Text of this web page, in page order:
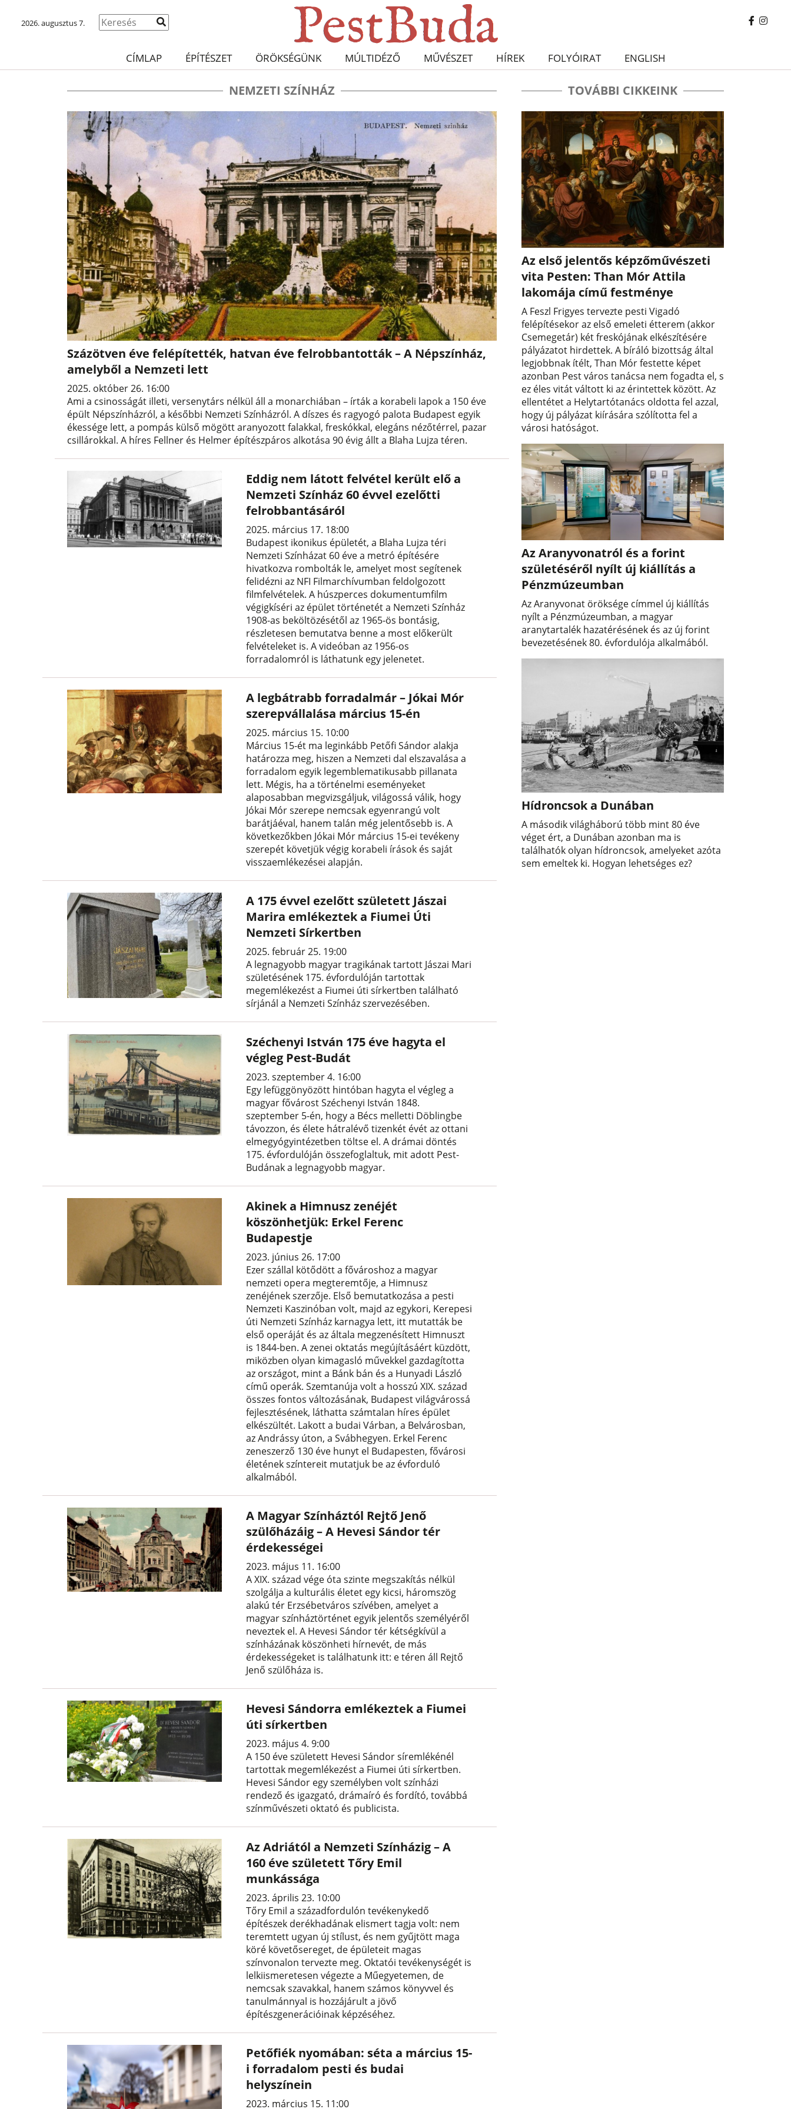
2026. augusztus 7.
CÍMLAP ÉPÍTÉSZET ÖRÖKSÉGÜNK MÚLTIDÉZŐ MŰVÉSZET HÍREK FOLYÓIRAT ENGLISH
NEMZETI SZÍNHÁZ
Százötven éve felépítették, hatvan éve felrobbantották – A Népszínház,
amelyből a Nemzeti lett
2025. október 26. 16:00
Ami a csinosságát illeti, versenytárs nélkül áll a monarchiában – írták a korabeli lapok a 150 éve
épült Népszínházról, a későbbi Nemzeti Színházról. A díszes és ragyogó palota Budapest egyik
ékessége lett, a pompás külső mögött aranyozott falakkal, freskókkal, elegáns nézőtérrel, pazar
csillárokkal. A híres Fellner és Helmer építészpáros alkotása 90 évig állt a Blaha Lujza téren.
Eddig nem látott felvétel került elő a
Nemzeti Színház 60 évvel ezelőtti
felrobbantásáról
2025. március 17. 18:00
Budapest ikonikus épületét, a Blaha Lujza téri
Nemzeti Színházat 60 éve a metró építésére
hivatkozva rombolták le, amelyet most segítenek
felidézni az NFI Filmarchívumban feldolgozott
filmfelvételek. A húszperces dokumentumfilm
végigkíséri az épület történetét a Nemzeti Színház
1908-as beköltözésétől az 1965-ös bontásig,
részletesen bemutatva benne a most előkerült
felvételeket is. A videóban az 1956-os
forradalomról is láthatunk egy jelenetet.
A legbátrabb forradalmár – Jókai Mór
szerepvállalása március 15-én
2025. március 15. 10:00
Március 15-ét ma leginkább Petőfi Sándor alakja
határozza meg, hiszen a Nemzeti dal elszavalása a
forradalom egyik legemblematikusabb pillanata
lett. Mégis, ha a történelmi eseményeket
alaposabban megvizsgáljuk, világossá válik, hogy
Jókai Mór szerepe nemcsak egyenrangú volt
barátjáéval, hanem talán még jelentősebb is. A
következőkben Jókai Mór március 15-ei tevékeny
szerepét követjük végig korabeli írások és saját
visszaemlékezései alapján.
A 175 évvel ezelőtt született Jászai
Marira emlékeztek a Fiumei Úti
Nemzeti Sírkertben
2025. február 25. 19:00
A legnagyobb magyar tragikának tartott Jászai Mari
születésének 175. évfordulóján tartottak
megemlékezést a Fiumei úti sírkertben található
sírjánál a Nemzeti Színház szervezésében.
Széchenyi István 175 éve hagyta el
végleg Pest-Budát
2023. szeptember 4. 16:00
Egy lefüggönyözött hintóban hagyta el végleg a
magyar fővárost Széchenyi István 1848.
szeptember 5-én, hogy a Bécs melletti Döblingbe
távozzon, és élete hátralévő tizenkét évét az ottani
elmegyógyintézetben töltse el. A drámai döntés
175. évfordulóján összefoglaltuk, mit adott Pest-
Budának a legnagyobb magyar.
Akinek a Himnusz zenéjét
köszönhetjük: Erkel Ferenc
Budapestje
2023. június 26. 17:00
Ezer szállal kötődött a fővároshoz a magyar
nemzeti opera megteremtője, a Himnusz
zenéjének szerzője. Első bemutatkozása a pesti
Nemzeti Kaszinóban volt, majd az egykori, Kerepesi
úti Nemzeti Színház karnagya lett, itt mutatták be
első operáját és az általa megzenésített Himnuszt
is 1844-ben. A zenei oktatás megújításáért küzdött,
miközben olyan kimagasló művekkel gazdagította
az országot, mint a Bánk bán és a Hunyadi László
című operák. Szemtanúja volt a hosszú XIX. század
összes fontos változásának, Budapest világvárossá
fejlesztésének, láthatta számtalan híres épület
elkészültét. Lakott a budai Várban, a Belvárosban,
az Andrássy úton, a Svábhegyen. Erkel Ferenc
zeneszerző 130 éve hunyt el Budapesten, fővárosi
életének színtereit mutatjuk be az évforduló
alkalmából.
A Magyar Színháztól Rejtő Jenő
szülőházáig – A Hevesi Sándor tér
érdekességei
2023. május 11. 16:00
A XIX. század vége óta szinte megszakítás nélkül
szolgálja a kulturális életet egy kicsi, háromszög
alakú tér Erzsébetváros szívében, amelyet a
magyar színháztörténet egyik jelentős személyéről
neveztek el. A Hevesi Sándor tér kétségkívül a
színházának köszönheti hírnevét, de más
érdekességeket is találhatunk itt: e téren áll Rejtő
Jenő szülőháza is.
Hevesi Sándorra emlékeztek a Fiumei
úti sírkertben
2023. május 4. 9:00
A 150 éve született Hevesi Sándor síremlékénél
tartottak megemlékezést a Fiumei úti sírkertben.
Hevesi Sándor egy személyben volt színházi
rendező és igazgató, drámaíró és fordító, továbbá
színművészeti oktató és publicista.
Az Adriától a Nemzeti Színházig – A
160 éve született Tőry Emil
munkássága
2023. április 23. 10:00
Tőry Emil a századfordulón tevékenykedő
építészek derékhadának elismert tagja volt: nem
teremtett ugyan új stílust, és nem gyűjtött maga
köré követősereget, de épületeit magas
színvonalon tervezte meg. Oktatói tevékenységét is
lelkiismeretesen végezte a Műegyetemen, de
nemcsak szavakkal, hanem számos könyvvel és
tanulmánnyal is hozzájárult a jövő
építészgenerációinak képzéséhez.
Petőfiék nyomában: séta a március 15-
i forradalom pesti és budai
helyszínein
2023. március 15. 11:00
TOVÁBBI CIKKEINK
Az első jelentős képzőművészeti
vita Pesten: Than Mór Attila
lakomája című festménye
A Feszl Frigyes tervezte pesti Vigadó
felépítésekor az első emeleti étterem (akkor
Csemegetár) két freskójának elkészítésére
pályázatot hirdettek. A bíráló bizottság által
legjobbnak ítélt, Than Mór festette képet
azonban Pest város tanácsa nem fogadta el, s
ez éles vitát váltott ki az érintettek között. Az
ellentétet a Helytartótanács oldotta fel azzal,
hogy új pályázat kiírására szólította fel a
városi hatóságot.
Az Aranyvonatról és a forint
születéséről nyílt új kiállítás a
Pénzmúzeumban
Az Aranyvonat öröksége címmel új kiállítás
nyílt a Pénzmúzeumban, a magyar
aranytartalék hazatérésének és az új forint
bevezetésének 80. évfordulója alkalmából.
Hídroncsok a Dunában
A második világháború több mint 80 éve
véget ért, a Dunában azonban ma is
találhatók olyan hídroncsok, amelyeket azóta
sem emeltek ki. Hogyan lehetséges ez?